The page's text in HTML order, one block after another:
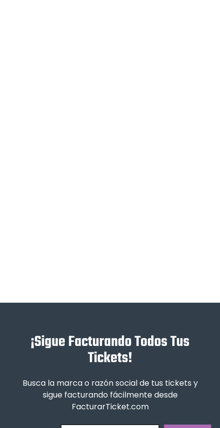
¡Sigue Facturando Todos Tus
Tickets!
Busca la marca o razón social de tus tickets y
sigue facturando fácilmente desde
FacturarTicket.com